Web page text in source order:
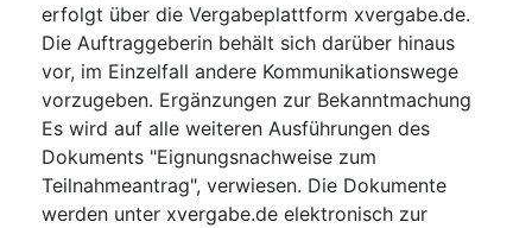
erfolgt über die Vergabeplattform xvergabe.de.
Die Auftraggeberin behält sich darüber hinaus
vor, im Einzelfall andere Kommunikationswege
vorzugeben. Ergänzungen zur Bekanntmachung
Es wird auf alle weiteren Ausführungen des
Dokuments "Eignungsnachweise zum
Teilnahmeantrag", verwiesen. Die Dokumente
werden unter xvergabe.de elektronisch zur